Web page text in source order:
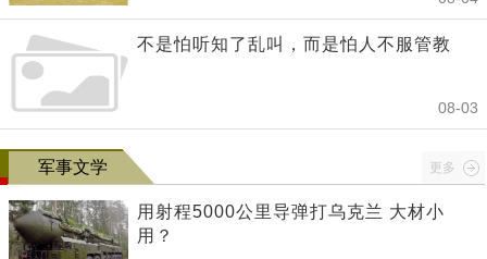
不是怕听知了乱叫，而是怕人不服管教
08-03
军事文学 更多
用射程5000公里导弹打乌克兰 大材小
用？